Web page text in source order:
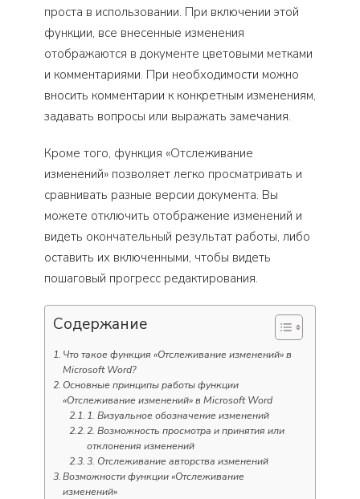
проста в использовании. При включении этой
функции, все внесенные изменения
отображаются в документе цветовыми метками
и комментариями. При необходимости можно
вносить комментарии к конкретным изменениям,
задавать вопросы или выражать замечания.
Кроме того, функция «Отслеживание
изменений» позволяет легко просматривать и
сравнивать разные версии документа. Вы
можете отключить отображение изменений и
видеть окончательный результат работы, либо
оставить их включенными, чтобы видеть
пошаговый прогресс редактирования.
Содержание
Что такое функция «Отслеживание изменений» в
Microsoft Word?
Основные принципы работы функции
«Отслеживание изменений» в Microsoft Word
1. Визуальное обозначение изменений
2. Возможность просмотра и принятия или
отклонения изменений
3. Отслеживание авторства изменений
Возможности функции «Отслеживание
изменений»